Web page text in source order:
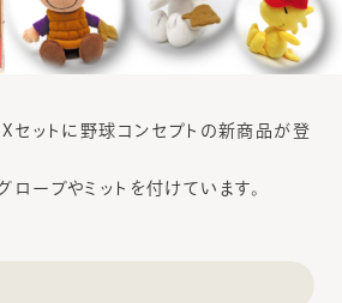
セットに野球コンセプトの新商品が登
ーブやミットを付けています。